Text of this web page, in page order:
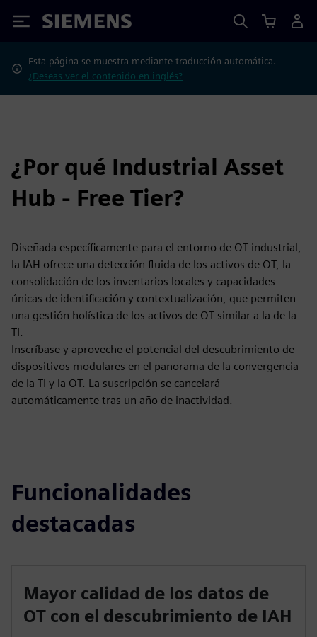
Siemens
Esta página se muestra mediante traducción automática.
¿Deseas ver el contenido en inglés?
¿Por qué Industrial Asset
Hub - Free Tier?
Diseñada específicamente para el entorno de OT industrial,
la IAH ofrece una detección fluida de los activos de OT, la
consolidación de los inventarios locales y capacidades
únicas de identificación y contextualización, que permiten
una gestión holística de los activos de OT similar a la de la
TI.
Inscríbase y aproveche el potencial del descubrimiento de
dispositivos modulares en el panorama de la convergencia
de la TI y la OT. La suscripción se cancelará
automáticamente tras un año de inactividad.
Funcionalidades
destacadas
Mayor calidad de los datos de
OT con el descubrimiento de IAH